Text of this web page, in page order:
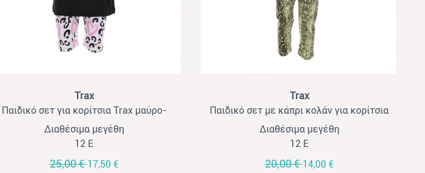
Trax
Παιδικό σετ για κορίτσια Trax μαύρο-
ασπρόμαυρο 3τμχ
Διαθέσιμα μεγέθη
12 Ε
25,00 €17,50 €
Trax
Παιδικό σετ με κάπρι κολάν για κορίτσια
Trax μαύρο- λαχανί
Διαθέσιμα μεγέθη
12 Ε
20,00 €14,00 €